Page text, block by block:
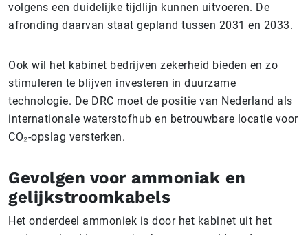
volgens een duidelijke tijdlijn kunnen uitvoeren. De
afronding daarvan staat gepland tussen 2031 en 2033.
Ook wil het kabinet bedrijven zekerheid bieden en zo
stimuleren te blijven investeren in duurzame
technologie. De DRC moet de positie van Nederland als
internationale waterstofhub en betrouwbare locatie voor
CO₂-opslag versterken.
Gevolgen voor ammoniak en
gelijkstroomkabels
Het onderdeel ammoniek is door het kabinet uit het